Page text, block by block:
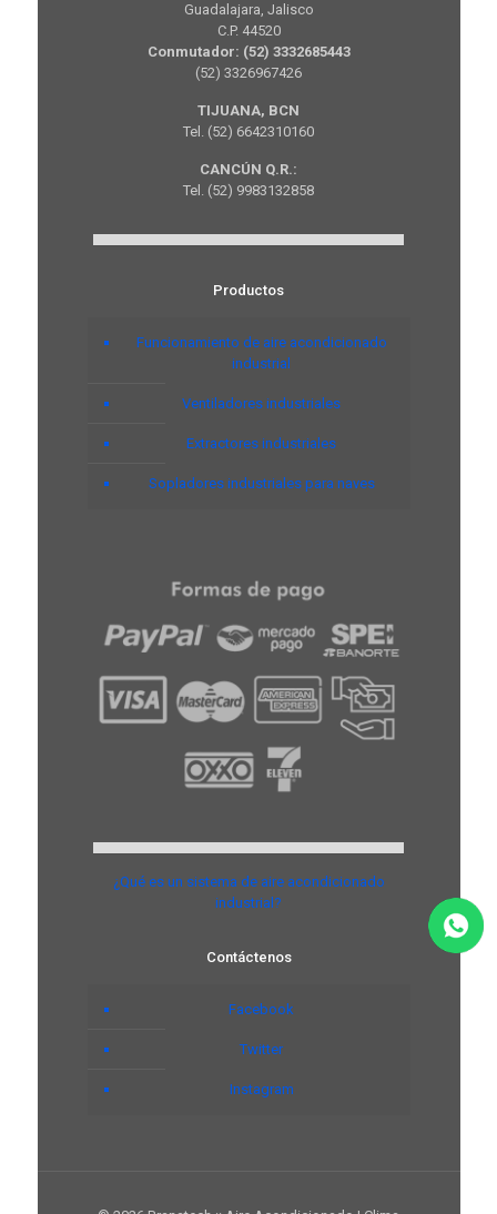
Guadalajara, Jalisco
C.P. 44520
Conmutador: (52) 3332685443
(52) 3326967426
TIJUANA, BCN
Tel. (52) 6642310160
CANCÚN Q.R.:
Tel. (52) 9983132858
Productos
Funcionamiento de aire acondicionado
industrial
Ventiladores industriales
Extractores industriales
Sopladores industriales para naves
¿Qué es un sistema de aire acondicionado
industrial?
Contáctenos
Facebook
Twitter
Instagram